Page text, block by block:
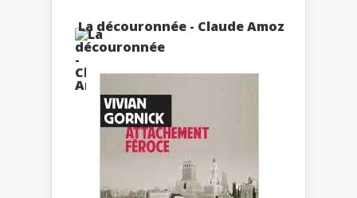
La découronnée - Claude Amoz